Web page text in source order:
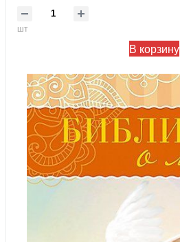
шт
В корзину